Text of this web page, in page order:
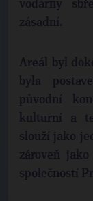
vodárny
zásadní.
Areál byl
byla
původní
kulturní a
slouží jako
zároveň
společností